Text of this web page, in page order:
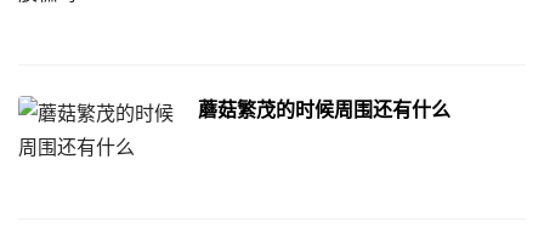
蘑菇繁茂的时候周围还有什么